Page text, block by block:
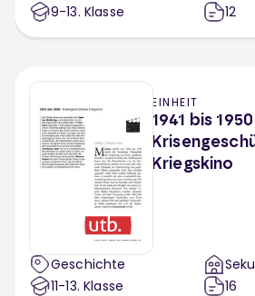
9-13. Klasse
12
EINHEIT
1941 bis 1950
Kriegskino
Geschichte
11-13. Klasse
16